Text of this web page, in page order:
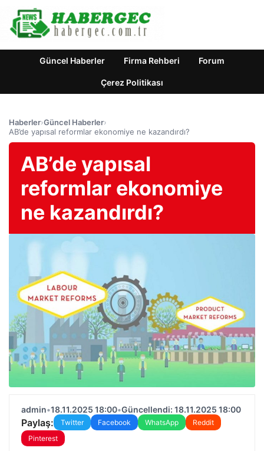
Güncel Haberler Firma Rehberi Forum
Çerez Politikası
Haberler›Güncel Haberler›
AB’de yapısal reformlar ekonomiye ne kazandırdı?
AB’de yapısal
reformlar ekonomiye
ne kazandırdı?
admin•18.11.2025 18:00•Güncellendi: 18.11.2025 18:00
Paylaş: Twitter Facebook WhatsApp
Reddit
Pinterest